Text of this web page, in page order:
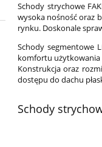
Schody strychowe
wysoka nośność oraz
rynku. Doskonale
Schody segmentowe
komfortu użytkowania
Konstrukcja oraz
dostępu do dachu
Schody